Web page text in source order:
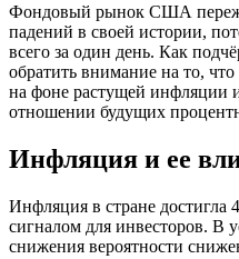
Фондовый рынок США
падений в своей истории,
всего за один день. Как
обратить внимание на то,
на фоне растущей инфляции
отношении будущих
Инфляция и ее
Инфляция в стране достигла
сигналом для инвесторов. В
снижения вероятности